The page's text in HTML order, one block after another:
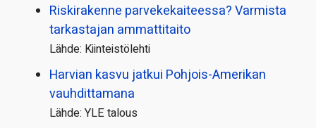
Riskirakenne parvekekaiteessa? Varmista
tarkastajan ammattitaito
Lähde: Kiinteistölehti
Harvian kasvu jatkui Pohjois-Amerikan
vauhdittamana
Lähde: YLE talous